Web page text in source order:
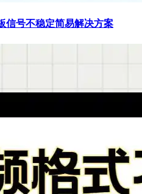
信号不稳定简易解决方案